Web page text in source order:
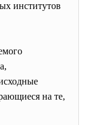
институтов
на те,